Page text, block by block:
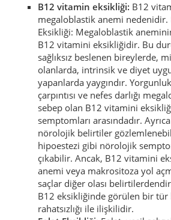
B12 vitamin eksikliği: B12
megaloblastik anemi
Eksikliği: Megaloblastik
B12 vitamini eksikliğidir. Bu
sağlıksız beslenen bireylerde,
olanlarda, intrinsik ve diyet
yapanlarda yaygındır.
çarpıntısı ve nefes darlığı
sebep olan B12 vitamini
semptomları arasındadır.
nörolojik belirtiler
hipoestezi gibi nörolojik
çıkabilir. Ancak, B12 vitamini
anemi veya makrositoza yol
saçlar diğer olası
B12 eksikliğinde görülen bir tür
rahatsızlığı ile ilişkilidir.